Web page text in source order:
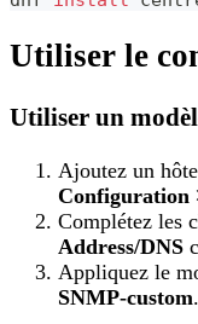
Utiliser le
Utiliser un
Ajoutez un
Configuration
Complétez les
Address/DNS
Appliquez le
SNMP-custom.